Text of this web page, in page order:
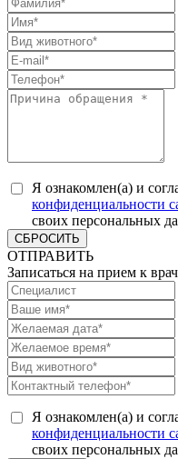
Я ознакомлен(а) и
конфиденциальности
своих персональных
СБРОСИТЬ
ОТПРАВИТЬ
Записаться на прием к
Я ознакомлен(а) и
конфиденциальности
своих персональных